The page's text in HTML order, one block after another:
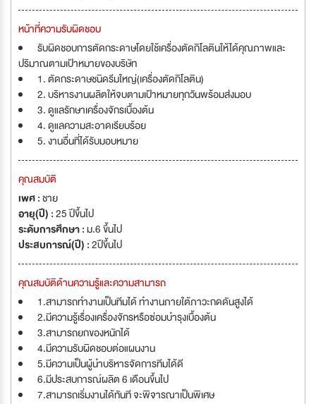
หน้าที่ความรับผิดชอบ
รับผิดชอบการตัดกระดาษโดยใช้เครื่องตัดกิโลตินให้ได้คุณภาพและ
ปริมาณตามเป้าหมายของบริษัท
1. ตัดกระดาษชนิดรีมใหญ่(เครื่องตัดกิโลติน)
2. บริหารงานผลิตให้จบตามเป้าหมายทุกวันพร้อมส่งมอบ
3. ดูแลรักษาเครื่องจักรเบื้องต้น
4. ดูแลความสะอาดเรียบร้อย
5. งานอื่นที่ได้รับมอบหมาย
คุณสมบัติ
เพศ :ชาย
อายุ(ปี) :25 ปีขึ้นไป
ระดับการศึกษา :ม.6 ขึ้นไป
ประสบการณ์(ปี) :2ปีขึ้นไป
คุณสมบัติด้านความรู้และความสามารถ
1.สามารถทำงานเป็นทีมได้ ทำงานภายใต้ภาวะกดดันสูงได้
2.มีความรู้เรื่องเครื่องจักรหรือซ่อมบำรุงเบื้องต้น
3.สามารถยกของหนักได้
4.มีความรับผิดชอบต่อแผนงาน
5.มีความเป็นผู้นำบริหารจัดการทีมได้ดี
6.มีประสบการณ์ผลิต 6 เดือนขึ้นไป
7.สามารถเริ่มงานได้ทันที จะพิจารณาเป็นพิเศษ